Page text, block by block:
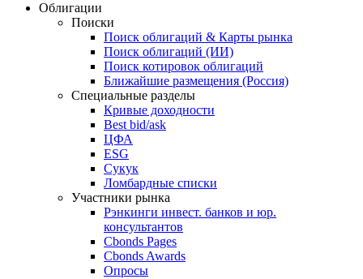
Облигации
Поиски
Поиск облигаций & Карты рынка
Поиск облигаций (ИИ)
Поиск котировок облигаций
Ближайшие размещения (Россия)
Специальные разделы
Кривые доходности
Best bid/ask
ЦФА
ESG
Сукук
Ломбардные списки
Участники рынка
Рэнкинги инвест. банков и юр.
консультантов
Cbonds Pages
Cbonds Awards
Опросы